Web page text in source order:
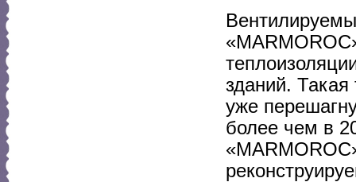
зданий.
уже
более чем в